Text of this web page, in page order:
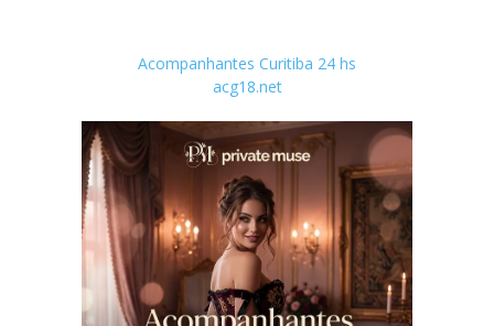
Acompanhantes Curitiba 24 hs
acg18.net